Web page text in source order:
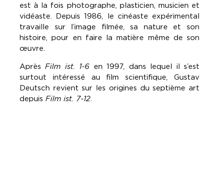
est à la fois photographe, plasticien, musicien et
vidéaste. Depuis 1986, le cinéaste expérimental
travaille sur l’image filmée, sa nature et son
histoire, pour en faire la matière même de son
œuvre.
AprèsFilm ist. 1-6 en 1997, dans lequel il s’est
surtout intéressé au film scientifique, Gustav
Deutsch revient sur les origines du septième art
depuis Film ist. 7-12.